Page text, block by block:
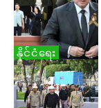
နိုင်ငံရေး